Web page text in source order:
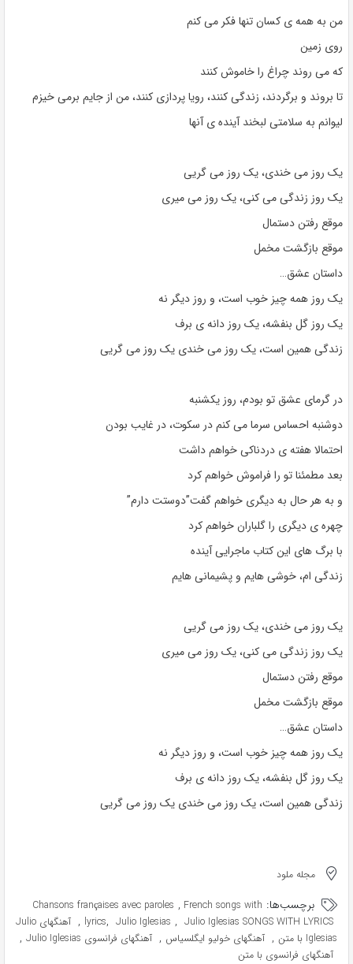
من به همه ی کسان تنها فکر می کنم
روی زمین
که می روند چراغ را خاموش کنند
تا بروند و برگردند، زندگی کنند، رویا پردازی کنند، من از جایم برمی خیزم
لیوانم به سلامتی لبخند آینده ی آنها
یک روز می خندی، یک روز می گریی
یک روز زندگی می کنی، یک روز می میری
موقع رفتن دستمال
موقع بازگشت مخمل
داستان عشق…
یک روز همه چیز خوب است، و روز دیگر نه
یک روز گل بنفشه، یک روز دانه ی برف
زندگی همین است، یک روز می خندی یک روز می گریی
در گرمای عشق تو بودم، روز یکشنبه
دوشنبه احساس سرما می کنم در سکوت، در غایب بودن
احتمالا هفته ی دردناکی خواهم داشت
بعد مطمئنا تو را فراموش خواهم کرد
و به هر حال به دیگری خواهم گفت”دوستت دارم”
چهره ی دیگری را گلباران خواهم کرد
با برگ های این کتاب ماجرایی آینده
زندگی ام، خوشی هایم و پشیمانی هایم
یک روز می خندی، یک روز می گریی
یک روز زندگی می کنی، یک روز می میری
موقع رفتن دستمال
موقع بازگشت مخمل
داستان عشق…
یک روز همه چیز خوب است، و روز دیگر نه
یک روز گل بنفشه، یک روز دانه ی برف
زندگی همین است، یک روز می خندی یک روز می گریی
مجله ملود
برچسب‌ها: Chansons françaises avec paroles , French songs with
lyrics, Julio Iglesias , Julio Iglesias SONGS WITH LYRICS
,
آهنگهای Julio
Iglesias با متن
, آهنگهای خولیو ایگلسیاس , آهنگهای فرانسوی Julio Iglesias ,
آهنگهای فرانسوی با متن